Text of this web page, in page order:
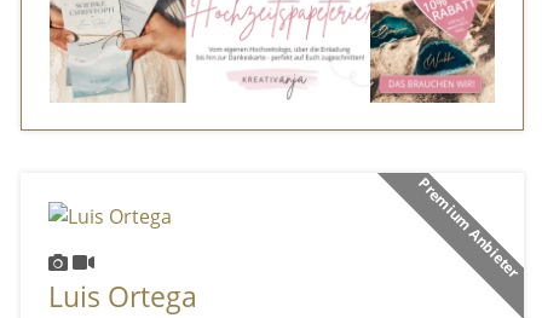
Premium Anbieter
Luis Ortega